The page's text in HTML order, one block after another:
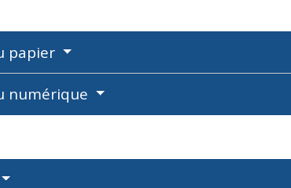
papier
numérique